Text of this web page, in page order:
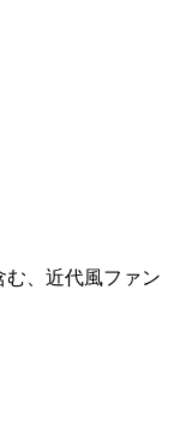
む、近代風ファン